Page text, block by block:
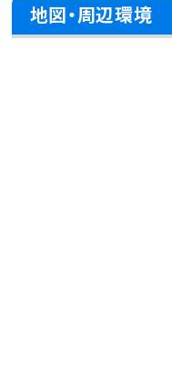
地図・周辺環境